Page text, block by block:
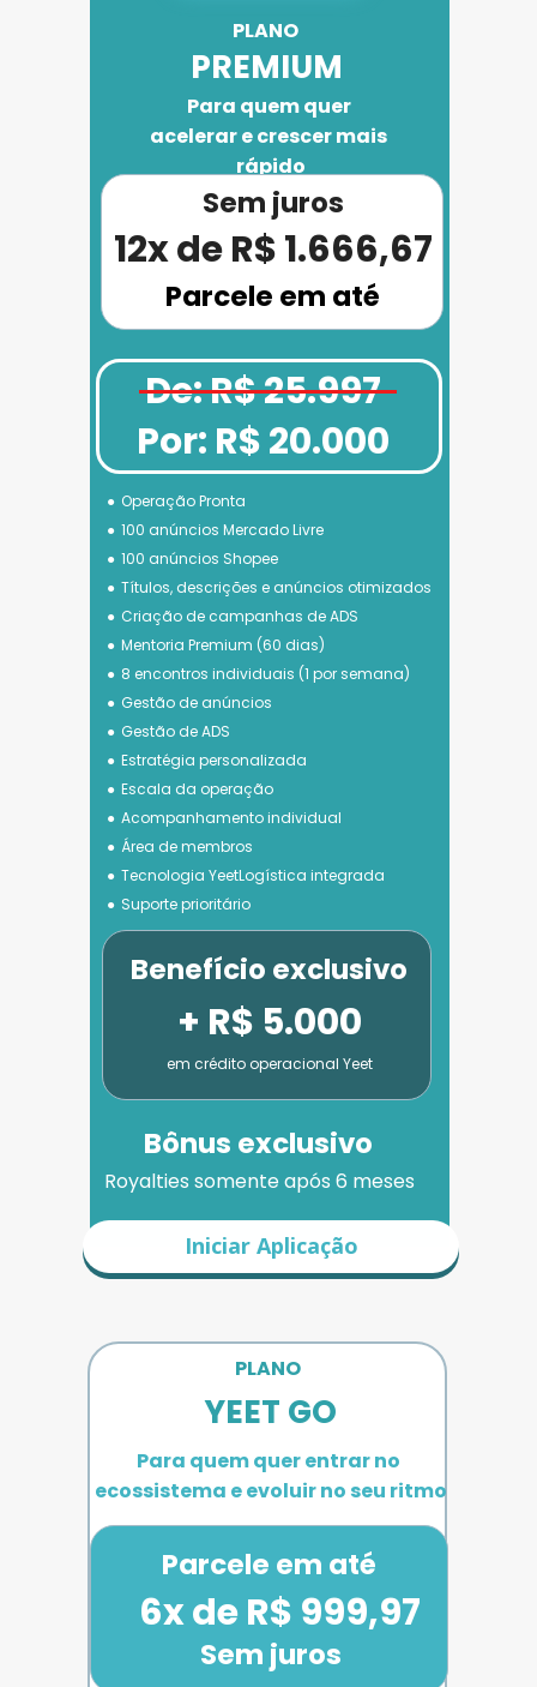
PLANO
PLANO
YEET GO
PREMIUM
Para quem quer entrar no
ecossistema e evoluir no seu ritmo
Parcele em até
Sem juros
Operação Pronta
100 anúncios Mercado Livre
100 anúncios Shopee
Títulos, descrições e anúncios otimizados
Criação de campanhas de ADS
Mentoria Premium (60 dias)
8 encontros individuais (1 por semana)
Gestão de anúncios
Gestão de ADS
Estratégia personalizada
Escala da operação
Acompanhamento individual
Área de membros
Tecnologia YeetLogística integrada
Suporte prioritário
Iniciar Aplicação
Para quem quer
acelerar e crescer mais
rápido
Parcele em até
12x de R$ 1.666,67
Sem juros
De: R$ 25.997
Por: R$ 20.000
Bônus exclusivo
+ R$ 5.000
em crédito operacional Yeet
Benefício exclusivo
Royalties somente após 6 meses
6x de R$ 999,97